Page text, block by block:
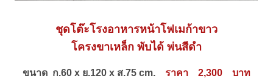
ชุดโต๊ะโรงอาหารหน้าโฟเมก้าขาว
โครงขาเหล็ก พับได้ พ่นสีดำ
ขนาด ก.60 x ย.120 x ส.75 cm.
ราคา 2,300 บาท